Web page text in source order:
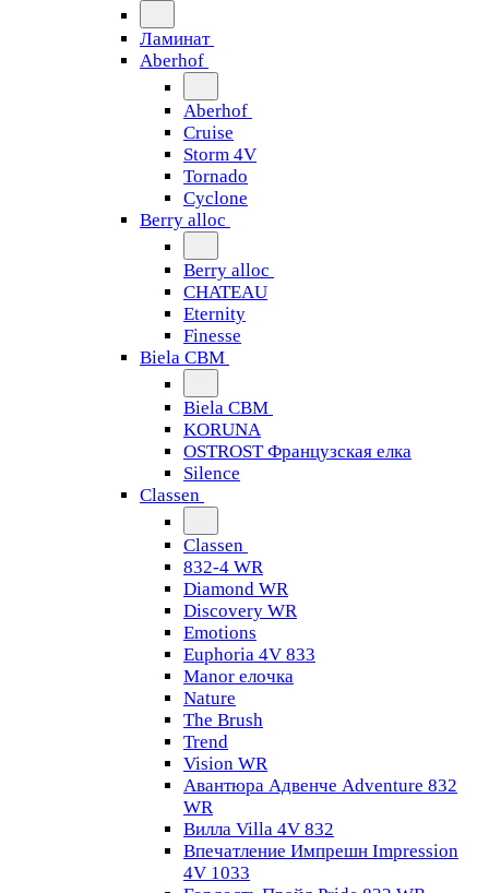
Ламинат
Aberhof
Aberhof
Cruise
Storm 4V
Tornado
Сyclone
Berry alloc
Berry alloc
CHATEAU
Eternity
Finesse
Biela CBM
Biela CBM
KORUNA
OSTROST Французская елка
Silence
Classen
Classen
832-4 WR
Diamond WR
Discovery WR
Emotions
Euphoria 4V 833
Manor елочка
Nature
The Brush
Trend
Vision WR
Авантюра Адвенче Adventure 832
WR
Вилла Villa 4V 832
Впечатление Импрешн Impression
4V 1033